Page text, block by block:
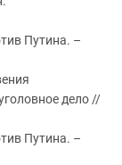
Путина. –
дело //
Путина. –